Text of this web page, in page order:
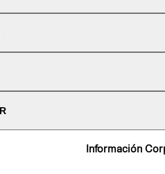
Información